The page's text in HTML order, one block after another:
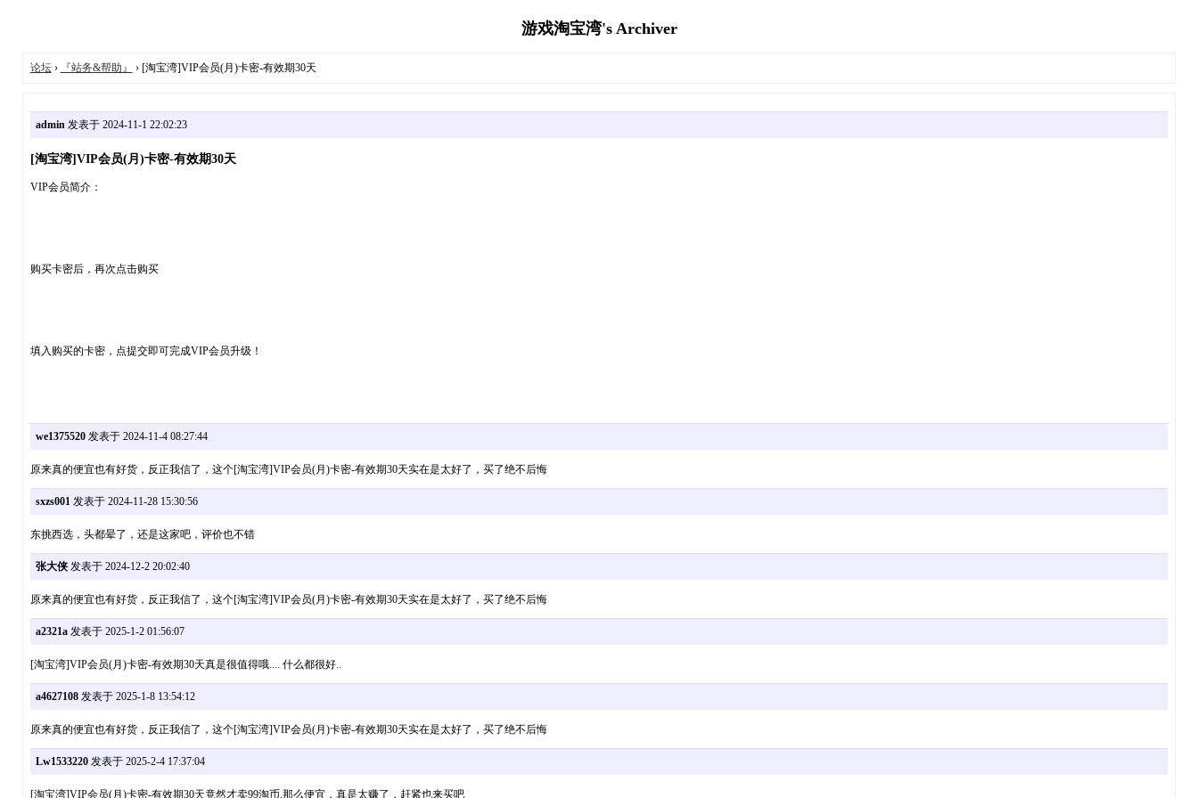
游戏淘宝湾's Archiver
论坛› 『站务&帮助』 › [淘宝湾]VIP会员(月)卡密-有效期30天
admin发表于 2024-11-1 22:02:23
[淘宝湾]VIP会员(月)卡密-有效期30天
VIP会员简介：
购买卡密后，再次点击购买
填入购买的卡密，点提交即可完成VIP会员升级！
we1375520发表于 2024-11-4 08:27:44
原来真的便宜也有好货，反正我信了，这个[淘宝湾]VIP会员(月)卡密-有效期30天实在是太好了，买了绝不后悔
sxzs001发表于 2024-11-28 15:30:56
东挑西选，头都晕了，还是这家吧，评价也不错
张大侠发表于 2024-12-2 20:02:40
原来真的便宜也有好货，反正我信了，这个[淘宝湾]VIP会员(月)卡密-有效期30天实在是太好了，买了绝不后悔
a2321a发表于 2025-1-2 01:56:07
[淘宝湾]VIP会员(月)卡密-有效期30天真是很值得哦.... 什么都很好..
a4627108发表于 2025-1-8 13:54:12
原来真的便宜也有好货，反正我信了，这个[淘宝湾]VIP会员(月)卡密-有效期30天实在是太好了，买了绝不后悔
Lw1533220发表于 2025-2-4 17:37:04
[淘宝湾]VIP会员(月)卡密-有效期30天竟然才卖99淘币,那么便宜，真是太赚了，赶紧也来买吧